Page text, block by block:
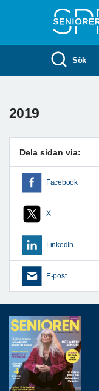
Sök
2019
Dela sidan via:
Facebook
X
LinkedIn
E-post